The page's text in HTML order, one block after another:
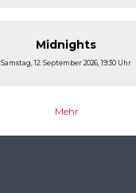
Midnights
Samstag, 12. September 2026, 19:30 Uhr
Mehr